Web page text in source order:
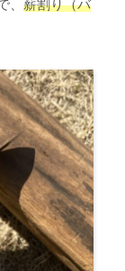
、 薪割り（バ